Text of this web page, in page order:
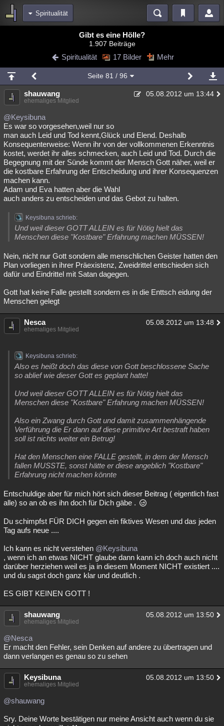
Spiritualität
Blogs Videos
Chat Wiki Neuigkeiten
meine Rubriken
Menschen Wissenschaft Mystery Kriminalfälle
Spiritualität
Natur Umfragen Unterhaltung
weitere Rubriken
Philosophie Träume Orte Esoterik Literatur
Astronomie Helpdesk Gruppen
Übersichten
Besucht Teilgenommen Alle Neue Geschlossen
Lesenswert Schlüsselwörter
Gibt es eine Hölle?
1.907 Beiträge
Spiritualität 17 Bilder Mehr
Seite 81 / 96
shauwang 05.08.2012 um 13:44
ehemaliges Mitglied
@Keysibuna
Es war so vorgesehen,weil nur so
man auch Leid und Tod kennt,Glück und Elend. Deshalb
Konsequenterweise: Wenn ihr von der vollkommenen Erkenntnis
kostet, werdet ihr alles schmecken, auch Leid und Tod. Durch die
Begegnung mit der Sünde kommt der Mensch Gott näher, weil er
die kostbare Erfahrung der Entscheidung und ihrer Konsequenzen
machen kann.
Adam und Eva hatten aber die Wahl
auch anders zu entscheiden und das Gebot zu halten.
Keysibuna schrieb:
Und weil dieser GOTT ALLEIN es für Nötig hielt das
Menschen diese "Kostbare" Erfahrung machen MÜSSEN!
Nein, nicht nur Gott sondern alle menschlichen Geister hatten den
Plan vorliegen in ihrer Präexistenz, Zweidrittel entschieden sich
dafür und Eindrittel mit Satan dagegen.
Gott hat keine Falle gestellt sondern es in die Enttsch eidung der
Menschen gelegt
Nesca 05.08.2012 um 13:48
ehemaliges Mitglied
Keysibuna schrieb:
Also es heißt doch das diese von Gott beschlossene Sache
so ablief wie dieser Gott es geplant hatte!
Und weil dieser GOTT ALLEIN es für Nötig hielt das
Menschen diese "Kostbare" Erfahrung machen MÜSSEN!
Also ein Zwang durch Gott und damit zusammenhängende
Verführung die Er dann auf diese primitive Art bestraft haben
soll ist nichts weiter ein Betrug!
Hat den Menschen eine FALLE gestellt, in dem der Mensch
fallen MUSSTE, sonst hätte er diese angeblich "Kostbare"
Erfahrung nicht machen könnte
Entschuldige aber für mich hört sich dieser Beitrag ( eigentlich fast
alle) so an ob es ihn doch für Dich gäbe .
Du schimpfst FÜR DICH gegen ein fiktives Wesen und das jeden
Tag aufs neue ....
Ich kann es nicht verstehen @Keysibuna
, wenn ich an etwas NICHT glaube dann kann ich doch auch nicht
darüber herziehen weil es ja in diesem Moment NICHT existiert ....
und du sagst doch ganz klar und deutlich .
ES GIBT KEINEN GOTT !
shauwang 05.08.2012 um 13:50
ehemaliges Mitglied
@Nesca
Er macht den Fehler, sein Denken auf andere zu übertragen und
dann verlangen es genau so zu sehen
Keysibuna 05.08.2012 um 13:50
ehemaliges Mitglied
@shauwang
Sry. Deine Worte bestätigen nur meine Ansicht auch wenn du sie